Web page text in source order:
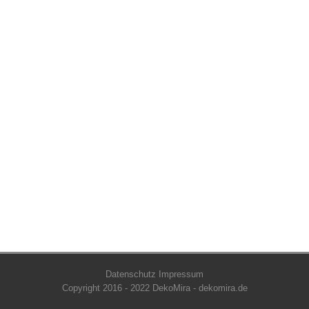
Datenschutz
Impressum
Copyright 2016 - 2022 DekoMira - dekomira.de